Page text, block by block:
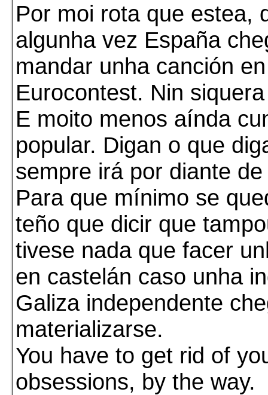
Por moi rota que estea,
algunha vez España
mandar unha canción
Eurocontest. Nin
E moito menos aínda
popular. Digan o que
sempre irá por diante
Para que mínimo se
teño que dicir que
tivese nada que facer
en castelán caso unha
Galiza independente
materializarse.
You have to get rid of
obsessions, by the way.